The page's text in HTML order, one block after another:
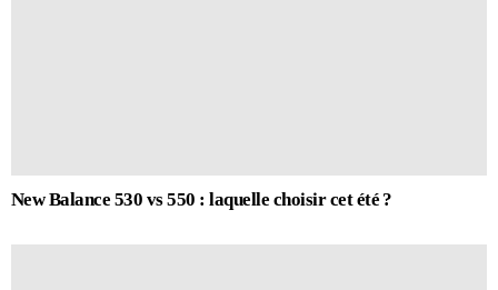
New Balance 530 vs 550 : laquelle choisir cet été ?